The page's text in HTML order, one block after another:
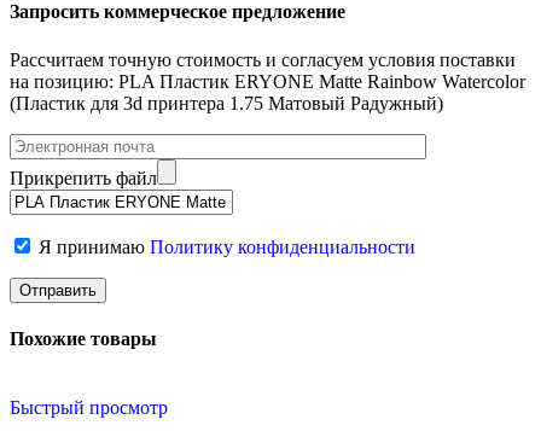
Запросить коммерческое предложение
Рассчитаем точную стоимость и согласуем условия поставки
на позицию: PLA Пластик ERYONE Matte Rainbow Watercolor
(Пластик для 3d принтера 1.75 Матовый Радужный)
Прикрепить файл
Я принимаю Политику конфиденциальности
Похожие товары
Быстрый просмотр